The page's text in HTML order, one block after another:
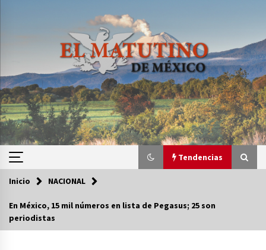
Tendencias
Tendencias
Inicio NACIONAL
En México, 15 mil números en lista de Pegasus; 25 son
periodistas